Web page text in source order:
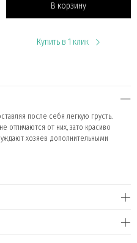
В корзину
Купить в 1 клик
после себя легкую грусть.
отличаются от них, зато красиво
хозяев дополнительными